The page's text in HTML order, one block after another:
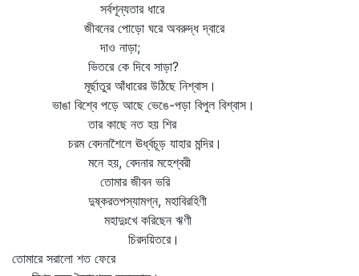
সর্বশূন্যতার ধারে
জীবনের পোড়ো ঘরে অবরুদ্ধ দ্বারে
দাও নাড়া;
ভিতরে কে দিবে সাড়া?
মূর্ছাতুর আঁধারের উঠিছে নিশ্বাস।
ভাঙা বিশ্বে পড়ে আছে ভেঙে-পড়া বিপুল বিশ্বাস।
তার কাছে নত হয় শির
চরম বেদনাশৈলে ঊর্ধ্বচূড় যাহার মন্দির।
মনে হয়, বেদনার মহেশ্বরী
তোমার জীবন ভরি
দুষ্করতপস্যামগ্ন, মহাবিরহিণী
মহাদুঃখে করিছেন ঋণী
চিরদয়িতরে।
তোমারে সরালো শত ফেরে